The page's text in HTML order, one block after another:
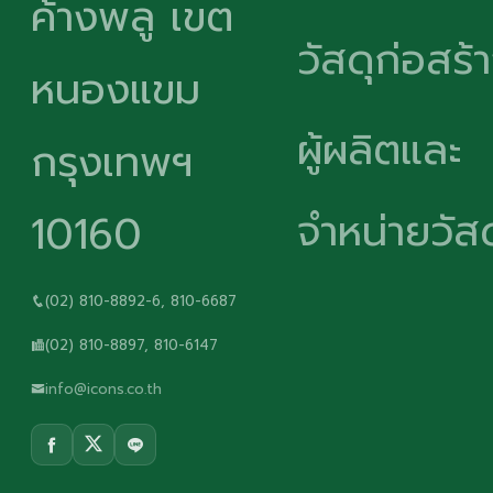
ค้างพลู เขต
หนองแขม
กรุงเทพฯ
10160
(02) 810-8892-6, 810-6687
(02) 810-8897, 810-6147
info@icons.co.th
วัสดุก่อสร้
ผู้ผลิตและ
จำหน่ายวั